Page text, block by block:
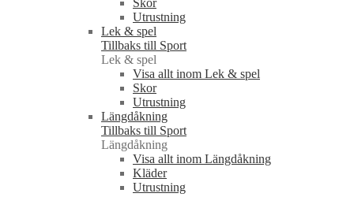
Skor
Utrustning
Lek & spel
Tillbaks till Sport
Lek & spel
Visa allt inom Lek & spel
Skor
Utrustning
Längdåkning
Tillbaks till Sport
Längdåkning
Visa allt inom Längdåkning
Kläder
Utrustning